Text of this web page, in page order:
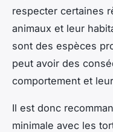
respecter certaines
animaux et leur
sont des espèces
peut avoir des
comportement et
Il est donc
minimale avec les